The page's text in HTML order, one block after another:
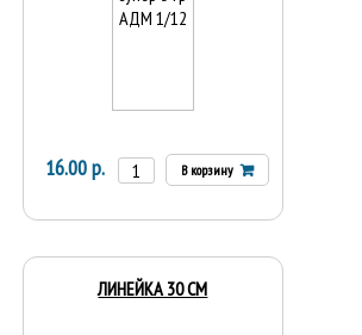
16.00 р. В корзину
ЛИНЕЙКА 30 СМ